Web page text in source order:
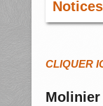
CLIQUER
Molinier